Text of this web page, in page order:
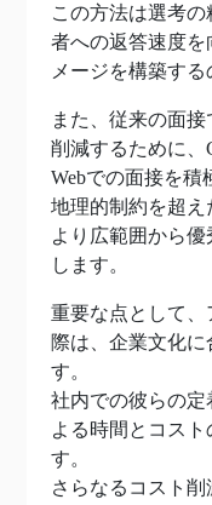
この方法は選考
者への返答速度を
メージを構築する
また、従来の面
削減するために、
Webでの面接を積
地理的制約を超え
より広範囲から
します。
重要な点として、
際は、企業文化
す。
社内での彼らの定
よる時間とコス
す。
さらなるコスト